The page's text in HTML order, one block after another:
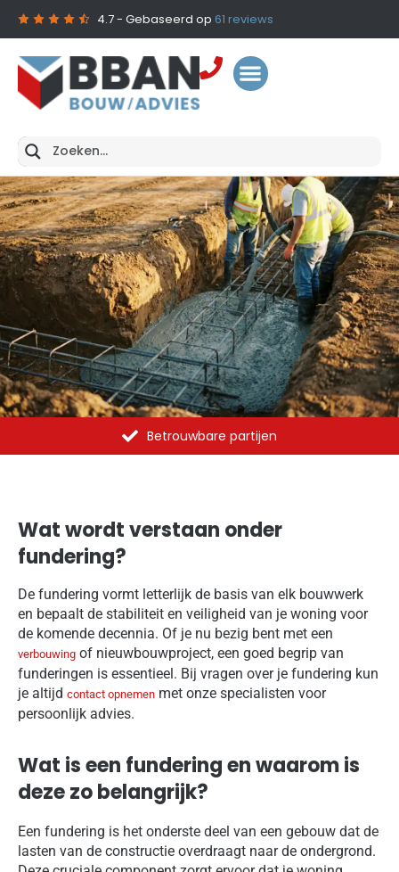
4.7- Gebaseerd op 61 reviews
Al meer dan 1375 opdrachten uitgevoerd
Wat wordt verstaan onder
fundering?
De fundering vormt letterlijk de basis van elk bouwwerk
en bepaalt de stabiliteit en veiligheid van je woning voor
de komende decennia. Of je nu bezig bent met een
verbouwing of nieuwbouwproject, een goed begrip van
funderingen is essentieel. Bij vragen over je fundering kun
je altijd contact opnemen met onze specialisten voor
persoonlijk advies.
Wat is een fundering en waarom is
deze zo belangrijk?
Een fundering is het onderste deel van een gebouw dat de
lasten van de constructie overdraagt naar de ondergrond.